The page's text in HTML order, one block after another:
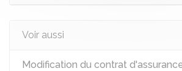
Voir aussi
Modification du contrat